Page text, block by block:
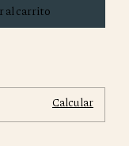
Calcular